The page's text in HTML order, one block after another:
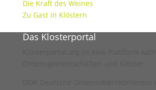
Die Kraft des Weines
Zu Gast in Klöstern
Das Klosterportal